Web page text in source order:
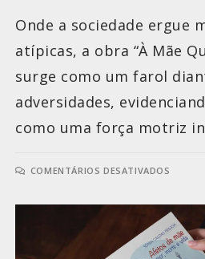
Onde a sociedade ergue
atípicas, a obra “À Mãe
surge como um farol
adversidades,
como uma força motriz
COMENTÁRIOS DESATIVADOS